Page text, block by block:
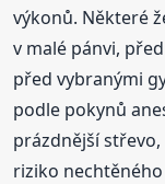
výkonů. Některé
v malé pánvi,
před vybranými
podle pokynů
prázdnější
riziko